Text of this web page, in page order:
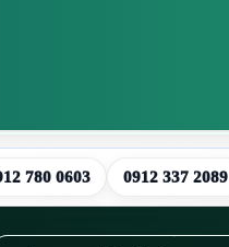
780 0603 0912 337 2089